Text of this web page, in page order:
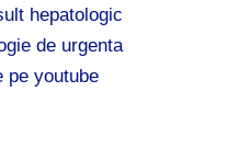
hepatologic
de urgenta
pe youtube